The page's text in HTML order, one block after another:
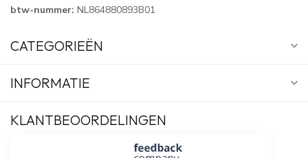
btw-nummer: NL864880893B01
CATEGORIEËN
INFORMATIE
KLANTBEOORDELINGEN